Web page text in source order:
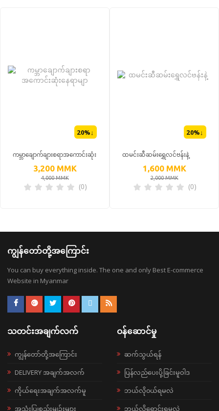
20%↓
ကမ္ဘာချောက်ချားစရာအကောင်းဆုံး
3,200 MMK
4,000 MMK
(0)
20%↓
ထမင်းဆီဆမ်းရွှေလင်ဗန်းနဲ့
1,600 MMK
2,000 MMK
(0)
ကျွန်တော်တို့အကြောင်း
You can buy everything inside. The one and only Best E-commerce
Website in Myanmar
သတင်းအချက်လက်
ကျွန်တော်တို့အကြောင်း
DELIVERY အချက်အလက်
ကိုယ်ရေးအချက်အလက်မူ
အသုံးပြုစည်းမျဉ်းများ
ဝန်ဆောင်မှု
ဆက်သွယ်ရန်
ပြန်လည်ပေးပို့ခြင်းမူဝါဒ
ဘယ်လို၀ယ်ရမလဲ
ဘယ်လိုရောင်းရမလဲ